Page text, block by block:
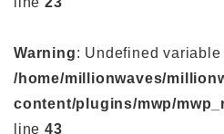
Warning: Undefined
/home/millionwaves/
content/plugins/mwp/
line 43